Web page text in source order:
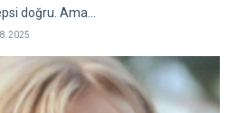
doğru. Ama...